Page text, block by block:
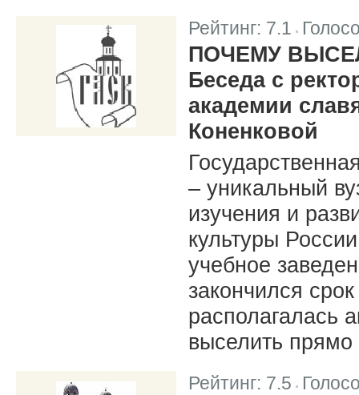
Рейтинг: 7.1
ПОЧЕМУ
Беседа с
академии
Коненковой
– уникальный
изучения и
культуры
учебное
закончился
располагалась
выселить прямо
Рейтинг: 7.5